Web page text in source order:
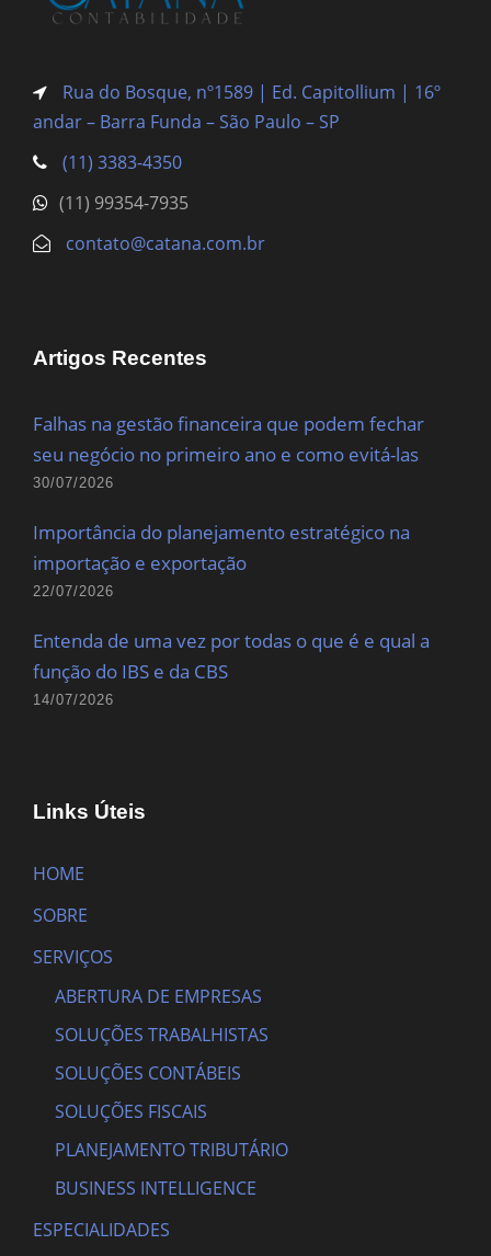
Rua do Bosque, nº1589 | Ed. Capitollium | 16º
andar – Barra Funda – São Paulo – SP
(11) 3383-4350
(11) 99354-7935
contato@catana.com.br
Artigos Recentes
Falhas na gestão financeira que podem fechar
seu negócio no primeiro ano e como evitá-las
30/07/2026
Importância do planejamento estratégico na
importação e exportação
22/07/2026
Entenda de uma vez por todas o que é e qual a
função do IBS e da CBS
14/07/2026
Links Úteis
HOME
SOBRE
SERVIÇOS
ABERTURA DE EMPRESAS
SOLUÇÕES TRABALHISTAS
SOLUÇÕES CONTÁBEIS
SOLUÇÕES FISCAIS
PLANEJAMENTO TRIBUTÁRIO
BUSINESS INTELLIGENCE
ESPECIALIDADES